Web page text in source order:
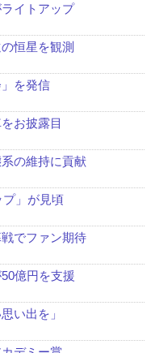
ライトアップ
恒星を観測
を発信
お披露目
の維持に貢献
プ」が見頃
でファン期待
億円を支援
い出を」